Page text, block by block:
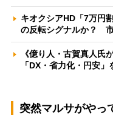
キオクシアHD「7万円
の反転シグナルか？
《億り人・古賀真人氏
「DX・省力化・円安
突然マルサがやっ